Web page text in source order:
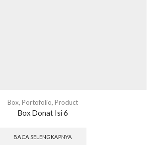
Box, Portofolio, Product
Box Donat Isi 6
BACA SELENGKAPNYA